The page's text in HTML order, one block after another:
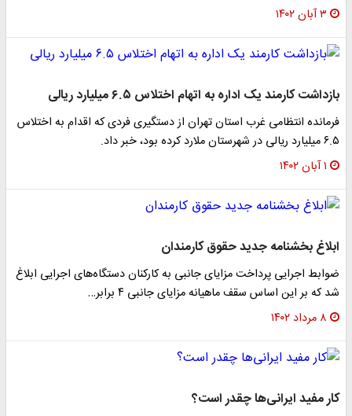
۳ آبان ۱۴۰۲
بازداشت کارمند یک اداره به اتهام اختلاس ۶.۵ میلیارد ریالی
فرمانده انتظامی غرب استان تهران از دستگیری فردی که اقدام به اختلاس
۶.۵ میلیارد ریالی در شهرستان ملارد کرده بود، خبر داد.
۱ آبان ۱۴۰۲
ابلاغ بخشنامه جدید حقوق کارمندان
ضوابط اجرایی پرداخت مزایای جانبی به کارکنان دستگاه‌های اجرایی ابلاغ
شد که بر این اساس سقف ماهیانه مزایای جانبی ۴ برابر…
۸ مرداد ۱۴۰۲
کار مفید ایرانی‌ها چقدر است؟